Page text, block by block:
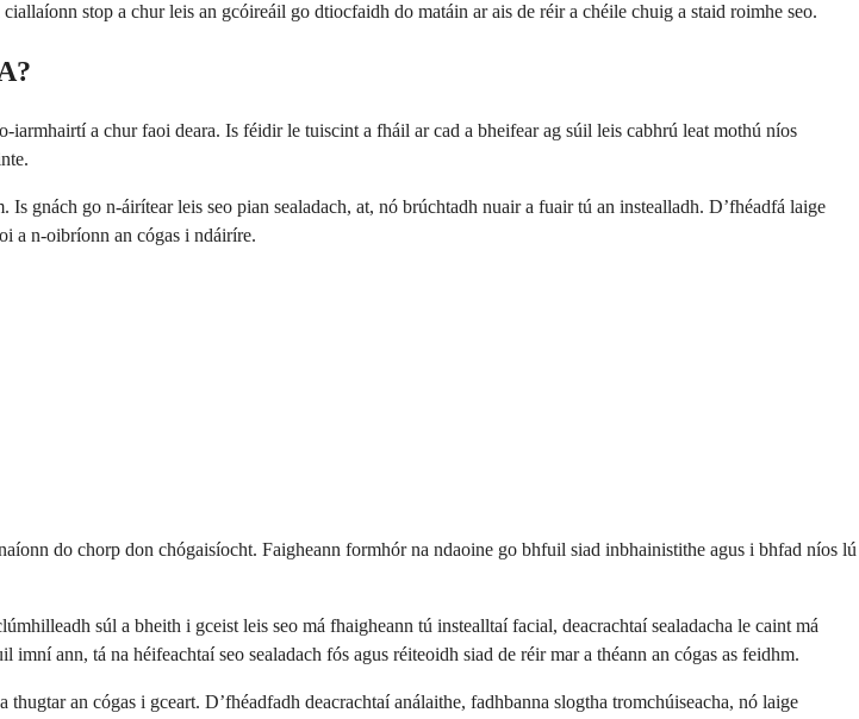
stop a chur leis an gcóireáil go dtiocfaidh do matáin ar ais de réir a chéile chuig a staid roimhe seo.
a chur faoi deara. Is féidir le tuiscint a fháil ar cad a bheifear ag súil leis cabhrú leat mothú níos
gnách go n-áirítear leis seo pian sealadach, at, nó brúchtadh nuair a fuair tú an instealladh. D’fhéadfá laige
a n-oibríonn an cógas i ndáiríre.
do chorp don chógaisíocht. Faigheann formhór na ndaoine go bhfuil siad inbhainistithe agus i bhfad níos lú
súl a bheith i gceist leis seo má fhaigheann tú instealltaí facial, deacrachtaí sealadacha le caint má
ann, tá na héifeachtaí seo sealadach fós agus réiteoidh siad de réir mar a théann an cógas as feidhm.
an cógas i gceart. D’fhéadfadh deacrachtaí análaithe, fadhbanna slogtha tromchúiseacha, nó laige